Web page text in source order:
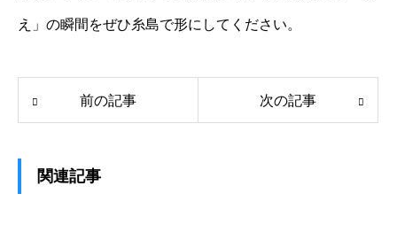
え」の瞬間をぜひ糸島で形にしてください。
前の記事 次の記事
関連記事